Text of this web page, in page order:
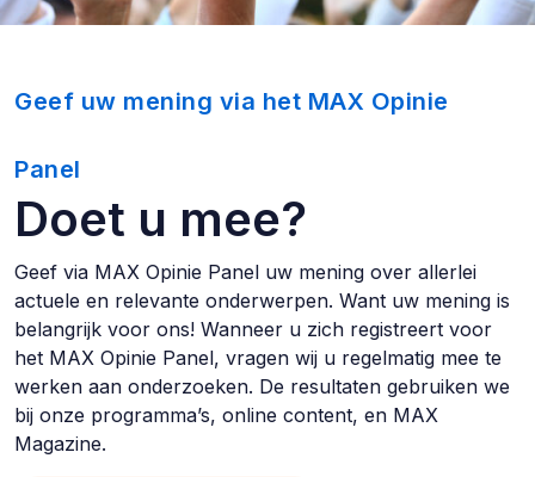
Geef uw mening via het MAX Opinie
Panel
Doet u mee?
Geef via MAX Opinie Panel uw mening over allerlei
actuele en relevante onderwerpen. Want uw mening is
belangrijk voor ons! Wanneer u zich registreert voor
het MAX Opinie Panel, vragen wij u regelmatig mee te
werken aan onderzoeken. De resultaten gebruiken we
bij onze programma’s, online content, en MAX
Magazine.